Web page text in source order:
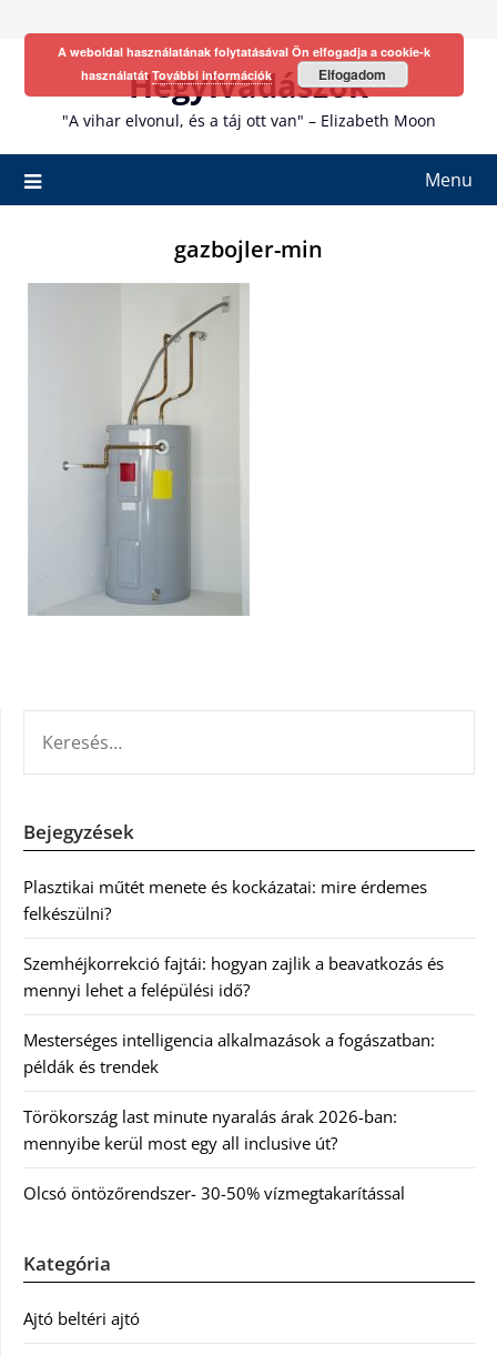
Hegyivadászok
"A vihar elvonul, és a táj ott van" – Elizabeth Moon
Menu
gazbojler-min
Bejegyzések
Plasztikai műtét menete és kockázatai: mire érdemes
felkészülni?
Szemhéjkorrekció fajtái: hogyan zajlik a beavatkozás és
mennyi lehet a felépülési idő?
Mesterséges intelligencia alkalmazások a fogászatban:
példák és trendek
Törökország last minute nyaralás árak 2026-ban:
mennyibe kerül most egy all inclusive út?
Olcsó öntözőrendszer- 30-50% vízmegtakarítással
Kategória
Ajtó beltéri ajtó
A weboldal használatának folytatásával Ön elfogadja a cookie-k
használatátTovábbi információk Elfogadom